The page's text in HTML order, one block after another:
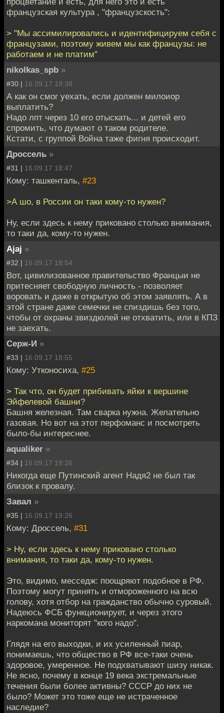
французская культура , "французскость":
> "Мы ассимилировались и идентифицируем себя с
французами, поэтому живем мы как французы: не
работаем и не платим"
nikolkas_spb »
#30 | 16.09.17 18:38
А как он смог уехать, если должен милоиор
выплатить?
Надо лпт через 10 его отыскать... и детей его
спромить, что думают о таком родителе.
Кстати, с группой Война таже фигня происходит.
Дроссель »
#31 | 16.09.17 18:47
Кому: ташкенталь, #23
>А шо, в России он таки кому-то нужен?
Ну, если здесь к нему приковано столько внимания,
то таки да, кому-то нужен.
Ajaj »
#32 | 16.09.17 18:54
Вот, цивилизованное правительство Францыи не
притесняет свободную личность - позволяет
воровать и даже в открытую об этом заявлять. А в
этой стране даже семечки не спиздишь без того,
чтобы от охраны звиздюлей не отхватить, или в КПЗ
не заехать.
Серж-И »
#33 | 16.09.17 18:55
Кому: Утконосиха, #25
> Так что, он будет прибивать яйки к вершине
Эйфелевой башни?
Башня железная. Там сварка нужна. Желательно
газовая. Но вот на этот перфоманс и посмотреть
было-бы интереснее.
aqualiker »
#34 | 16.09.17 19:26
Никогда еще Путинский агент Надя2 не был так
близок к провалу.
Завал »
#35 | 16.09.17 19:26
Кому: Дроссель, #31
> Ну, если здесь к нему приковано столько
внимания, то таки да, кому-то нужен.
Это, видимо, месседж: поощряют подобное в РФ.
Поэтому могут принять и отмороженного на всю
голову, хотя отбор на гражданство обычно суровый.
Надеюсь ФСБ функционирует, и через этого
наркомана мониторят "кого надо".
Глядя на его выходки, и их усиленный пиар,
понимаешь, что общество в РФ все-таки очень
здоровое, умеренное. Не подхватывают шизу никак.
Не ясно, почему в конце 19 века экстремальные
течения были более активны? СССР до них не
было? Может это тоже еще не истраченное
наследие?